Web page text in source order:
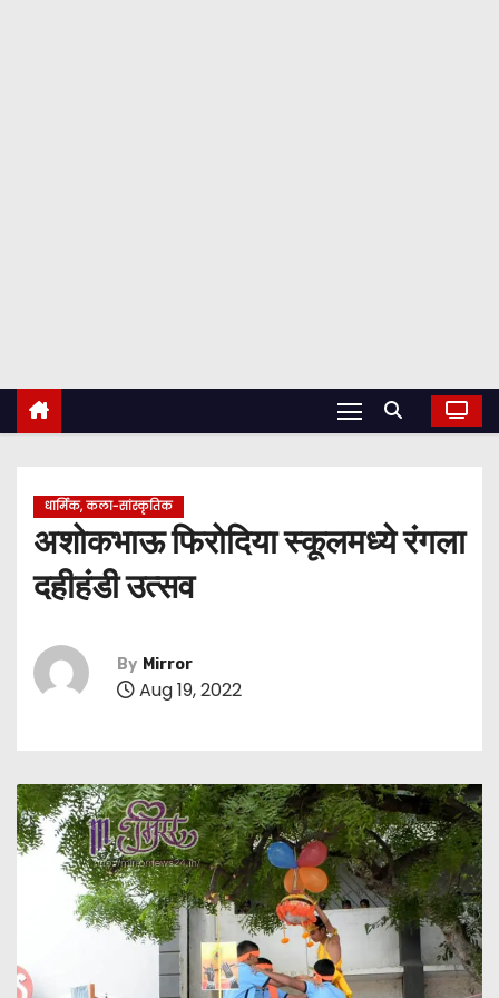
धार्मिक, कला-सांस्कृतिक
अशोकभाऊ फिरोदिया स्कूलमध्ये रंगला
दहीहंडी उत्सव
By Mirror
Aug 19, 2022